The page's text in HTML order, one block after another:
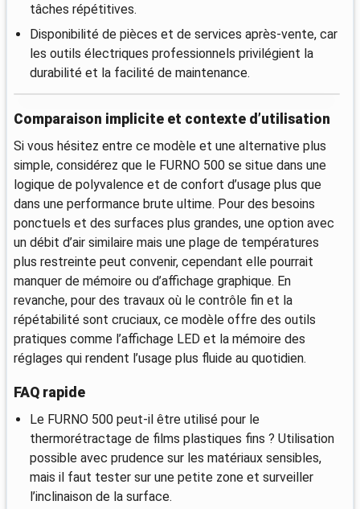
tâches répétitives.
Disponibilité de pièces et de services après-vente, car
les outils électriques professionnels privilégient la
durabilité et la facilité de maintenance.
Comparaison implicite et contexte d’utilisation
Si vous hésitez entre ce modèle et une alternative plus
simple, considérez que le FURNO 500 se situe dans une
logique de polyvalence et de confort d’usage plus que
dans une performance brute ultime. Pour des besoins
ponctuels et des surfaces plus grandes, une option avec
un débit d’air similaire mais une plage de températures
plus restreinte peut convenir, cependant elle pourrait
manquer de mémoire ou d’affichage graphique. En
revanche, pour des travaux où le contrôle fin et la
répétabilité sont cruciaux, ce modèle offre des outils
pratiques comme l’affichage LED et la mémoire des
réglages qui rendent l’usage plus fluide au quotidien.
FAQ rapide
Le FURNO 500 peut-il être utilisé pour le
thermorétractage de films plastiques fins ? Utilisation
possible avec prudence sur les matériaux sensibles,
mais il faut tester sur une petite zone et surveiller
l’inclinaison de la surface.